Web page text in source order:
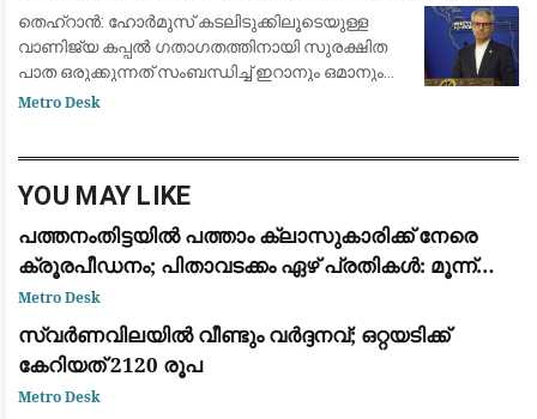
തെഹ്‌റാൻ: ഹോർമുസ് കടലിടുക്കിലൂടെയുള്ള
വാണിജ്യ കപ്പൽ ഗതാഗതത്തിനായി സുരക്ഷിത
പാത ഒരുക്കുന്നത് സംബന്ധിച്ച് ഇറാനും ഒമാനും
തമ്മിൽ നടത്തുന്ന ചർച്ചകൾ അന്തിമ കരട്
Metro Desk
YOU MAY LIKE
പത്തനംതിട്ടയിൽ പത്താം ക്ലാസുകാരിക്ക് നേരെ
ക്രൂരപീഡനം; പിതാവടക്കം ഏഴ് പ്രതികൾ: മൂന്ന്
പേർ അറസ്റ്റിൽ
Metro Desk
സ്വര്‍ണവിലയിൽ വീണ്ടും വർദ്ദനവ്; ഒറ്റയടിക്ക്
കേറിയത് 2120 രൂപ
Metro Desk